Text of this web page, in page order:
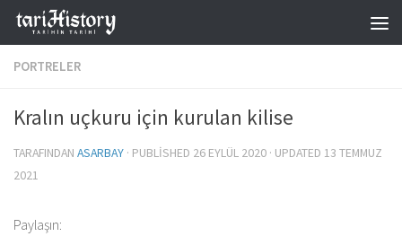
Skip to content
PORTRELER
Kralın uçkuru için kurulan kilise
TARAFINDAN ASARBAY · PUBLISHED 26 EYLÜL 2020 · UPDATED 13 TEMMUZ
2021
Paylaşın: